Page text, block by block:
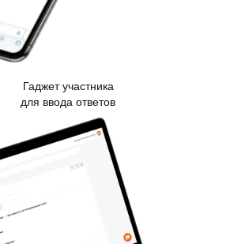
Гаджет участника
для ввода ответов